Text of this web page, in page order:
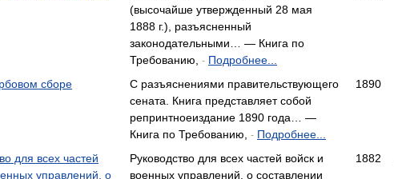
(высочайше утвержденный 28 мая
1888 г.), разъясненный
законодательными… — Книга по
Требованию,
- Подробнее...
сборе
С разъяснениями правительствующего
сената. Книга представляет собой
репринтноеиздание 1890 года… —
Книга по Требованию,
- Подробнее...
1890
для всех частей
управлений, о
Руководство для всех частей войск и
военных управлений, о составлении
1882